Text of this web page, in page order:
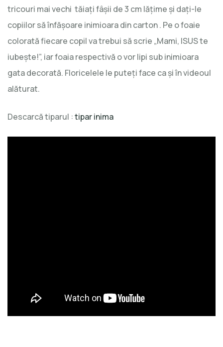
tricouri mai vechi tăiați fâșii de 3 cm lățime și dați-le
copiilor să înfășoare inimioara din carton . Pe o foaie
colorată fiecare copil va trebui să scrie „Mami, ISUS te
iubește!”, iar foaia respectivă o vor lipi sub inimioara
gata decorată. Floricelele le puteți face ca și în videoul
alăturat.
Descarcă tiparul :tipar inima